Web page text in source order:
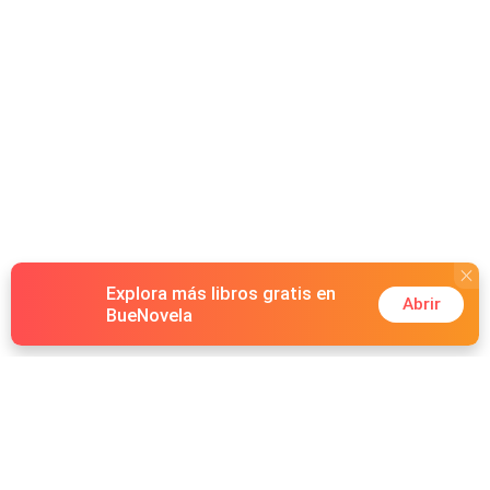
Explora más libros gratis en
BueNovela
Abrir